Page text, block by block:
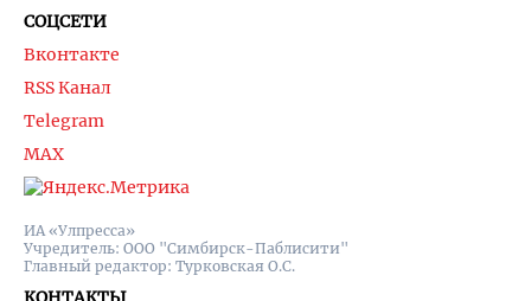
ИА «Улпресса»
Учредитель: ООО "Симбирск-Паблисити"
Главный редактор: Турковская О.С.
СОЦСЕТИ
Вконтакте
RSS Канал
Telegram
MAX